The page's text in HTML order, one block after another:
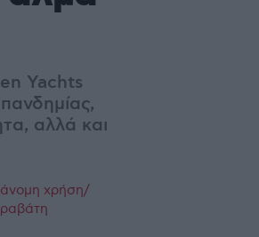
Yachts
αλλά και
χρήση/